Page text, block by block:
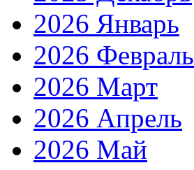
2026 Январь
2026 Февраль
2026 Март
2026 Апрель
2026 Май